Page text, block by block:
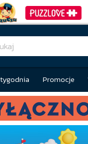
Promocje